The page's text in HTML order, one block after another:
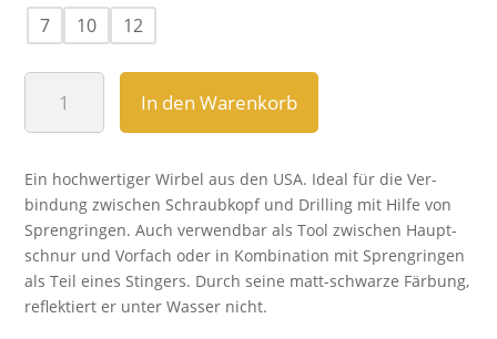
7
10 12
Wirbel
Menge
In den Warenkorb
Ein hochwertiger Wirbel aus den USA. Ideal für die Ver­
bindung zwischen Schraub­kopf und Drilling mit Hilfe von
Sprengringen. Auch verwendbar als Tool zwischen Haupt­
schnur und Vorfach oder in Kombination mit Spreng­ringen
als Teil eines Stingers. Durch seine matt-schwarze Färbung,
reflektiert er unter Wasser nicht.